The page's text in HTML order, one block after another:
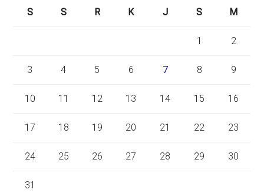
S
S R K J S M
1 2
3 4 5 6 7 8 9
10 11 12 13 14 15 16
17 18 19 20 21 22 23
24 25 26 27 28 29 30
31